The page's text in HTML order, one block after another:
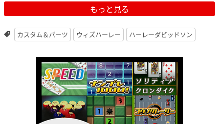
もっと見る
カスタム＆パーツ ウィズハーレー ハーレーダビッドソン